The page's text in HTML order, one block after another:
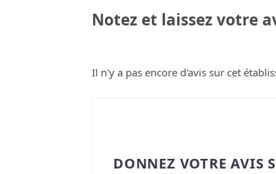
Notez et laissez votre
Il n'y a pas encore d'avis sur cet
DONNEZ VOTRE AVIS